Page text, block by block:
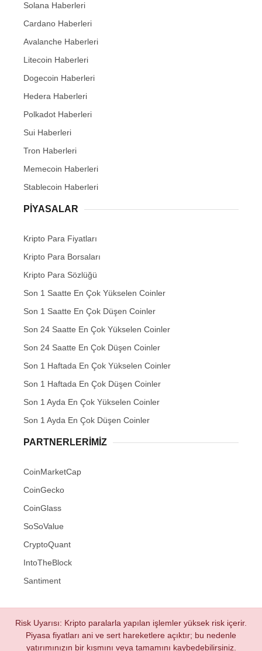
Solana Haberleri
Cardano Haberleri
Avalanche Haberleri
Litecoin Haberleri
Dogecoin Haberleri
Hedera Haberleri
Polkadot Haberleri
Sui Haberleri
Tron Haberleri
Memecoin Haberleri
Stablecoin Haberleri
PIYASALAR
Kripto Para Fiyatları
Kripto Para Borsaları
Kripto Para Sözlüğü
Son 1 Saatte En Çok Yükselen Coinler
Son 1 Saatte En Çok Düşen Coinler
Son 24 Saatte En Çok Yükselen Coinler
Son 24 Saatte En Çok Düşen Coinler
Son 1 Haftada En Çok Yükselen Coinler
Son 1 Haftada En Çok Düşen Coinler
Son 1 Ayda En Çok Yükselen Coinler
Son 1 Ayda En Çok Düşen Coinler
PARTNERLERIMIZ
CoinMarketCap
CoinGecko
CoinGlass
SoSoValue
CryptoQuant
IntoTheBlock
Santiment
Risk Uyarısı: Kripto paralarla yapılan işlemler yüksek risk içerir.
Piyasa fiyatları ani ve sert hareketlere açıktır; bu nedenle
yatırımınızın bir kısmını veya tamamını kaybedebilirsiniz.